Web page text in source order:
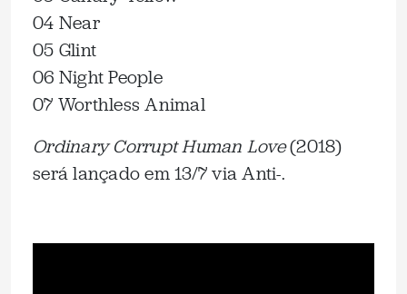
04 Near
05 Glint
06 Night People
07 Worthless Animal
Ordinary Corrupt Human Love(2018)
será lançado em 13/7 via Anti-.